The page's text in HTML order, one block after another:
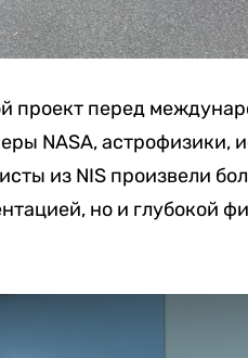
проект перед
NASA, астрофизики,
из NIS произвели
но и глубокой